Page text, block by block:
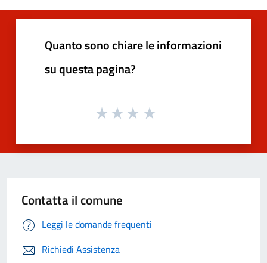
Quanto sono chiare le informazioni
su questa pagina?
Contatta il comune
Leggi le domande frequenti
Richiedi Assistenza